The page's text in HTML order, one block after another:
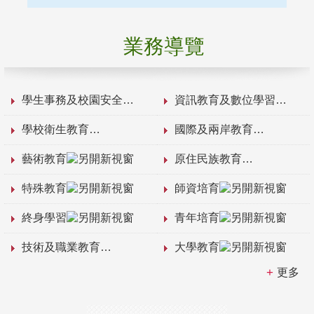
業務導覽
學生事務及校園安全 資訊教育及數位學習
學校衛生教育 國際及兩岸教育
藝術教育 原住民族教育
特殊教育 師資培育
終身學習 青年培育
技術及職業教育 大學教育
更多